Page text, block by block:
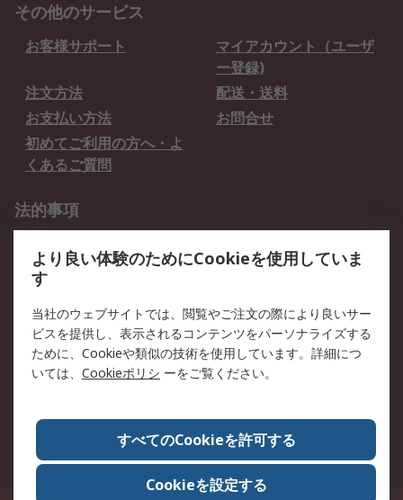
その他のサービス
お客様サポート
マイアカウント（ユーザ
ー登録)
注文方法
配送・送料
お支払い方法
お問合せ
初めてご利用の方へ・よ
くあるご質問
法的事項
クッキーポリシー
RSについて
会社概要
採用情報
プレスリリース＆お知ら
コーポレートサイト
全世界のRS
RSの歴史
ESGへの取り組み（英語）
認証について
より良い体験のためにCookieを使用していま
す
当社のウェブサイトでは、閲覧やご注文の際により良いサー
ビスを提供し、表示されるコンテンツをパーソナライズする
ために、Cookieや類似の技術を使用しています。詳細につ
いては、 Cookieポリシ ーをご覧ください。
すべてのCookieを許可する
Cookieを設定する